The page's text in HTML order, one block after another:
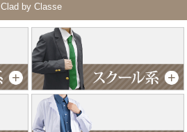
Clad by Classe